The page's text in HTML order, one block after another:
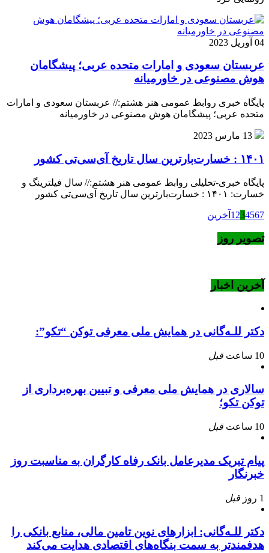
04 آوریل 2023
عربستان سعودی و امارات متحده عربی؛ پیشگامان
هوش مصنوعی در خاورمیانه
پایگاه خبری روابط عمومی هنر هشتم:// عربستان سعودی و امارات
متحده عربی؛ پیشگامان هوش مصنوعی در خاورمیانه
13 مارس 2023
۱۴۰۱ : خسارت‌بارترین سال تاریخ آی‌سی‌تی کشور
پایگاه خبری-تحلیلی روابط عمومی هنر هشتم:// سال فیلترینگ و
خسارت: ۱۴۰۱ : خسارت‌بارترین سال تاریخ آی‌سی‌تی کشور
1 234567 آخرین
تصویر روز
آخرین اخبار
دکتر للـه‌گانی در همایش ملی معرفی توکن “تکو”:
10 ساعت قبل
سالاری در همایش ملی معرفی و تبیین بهره‌برداری از
توکن تکو؛
10 ساعت قبل
پیام تبریک مدیرعامل بانک رفاه کارگران به مناسبت روز
خبرنگار
1 روز قبل
دکتر للـه‌گانی: ابزارهای نوین تامین مالی، منابع بانکی را
هدفمندتر به سمت بنگاه‌های اقتصادی هدایت می‌کند